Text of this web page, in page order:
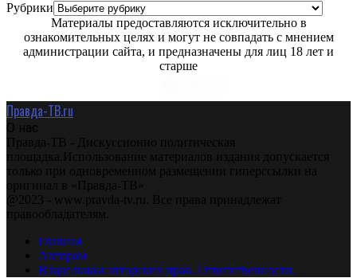
Рубрики
Материалы предоставляются исключительно в
ознакомительных целях и могут не совпадать с мнением
администрации сайта, и предназначены для лиц 18 лет и
старше
Правда-ТВ.ru
О нас
Правда-ТВ - Дискуссионно политическая
площадка.Использование материалов издания допускается
только при одновременном размещении гиперссылки на
оригинал в «Правда-ТВ»
@2023 - www.pravda-tv.ru. Все права принадлежат
правообладателям.
Главная
Авторам
Владельцам авторских прав. Ответственности.